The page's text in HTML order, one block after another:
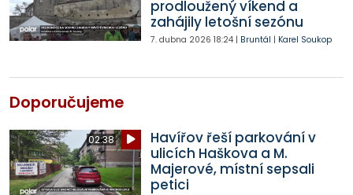
prodloužený víkend a
zahájily letošní sezónu
7. dubna 2026 18:24| Bruntál | Karel Soukop
Doporučujeme
02:38
Havířov řeší parkování v
ulicích Haškova a M.
Majerové, místní sepsali
petici